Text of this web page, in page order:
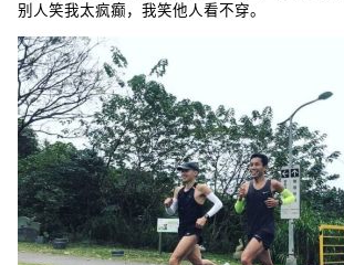
别人笑我太疯癫，我笑他人看不穿。